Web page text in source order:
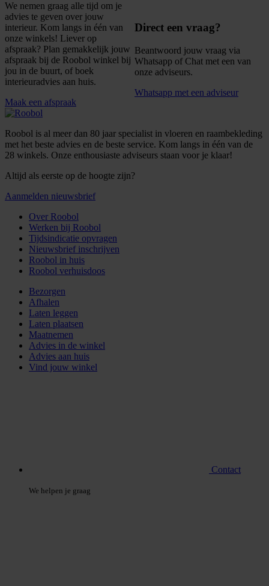
We nemen graag alle tijd om je
advies te geven over jouw
interieur. Kom langs in één van
onze winkels! Liever op
afspraak? Plan gemakkelijk jouw
afspraak bij de Roobol winkel bij
jou in de buurt, of boek
interieuradvies aan huis.
Maak een afspraak
Direct een vraag?
Beantwoord jouw vraag via
Whatsapp of Chat met een van
onze adviseurs.
Whatsapp met een adviseur
Roobol is al meer dan 80 jaar specialist in vloeren en raambekleding
met het beste advies en de beste service. Kom langs in één van de
28 winkels. Onze enthousiaste adviseurs staan voor je klaar!
Altijd als eerste op de hoogte zijn?
Aanmelden nieuwsbrief
Over Roobol
Werken bij Roobol
Tijdsindicatie opvragen
Nieuwsbrief inschrijven
Roobol in huis
Roobol verhuisdoos
Bezorgen
Afhalen
Laten leggen
Laten plaatsen
Maatnemen
Advies in de winkel
Advies aan huis
Vind jouw winkel
Contact
We helpen je graag